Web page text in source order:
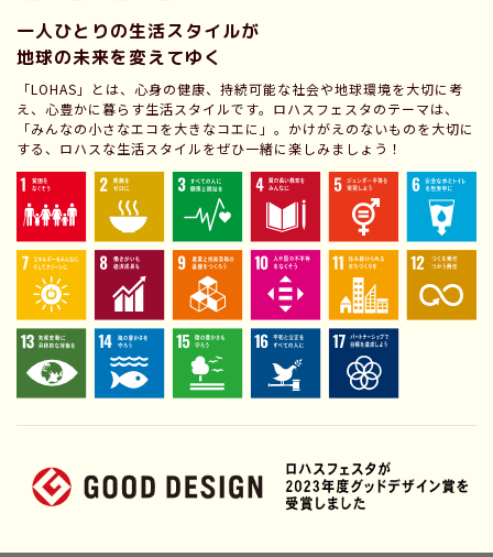
一人ひとりの生活スタイルが
地球の未来を変えてゆく
「LOHAS」とは、心身の健康、持続可能な社会や地球環境を大切に考
え、心豊かに暮らす生活スタイルです。ロハスフェスタのテーマは、
「みんなの小さなエコを大きなコエに」。かけがえのないものを大切に
する、ロハスな生活スタイルをぜひ一緒に楽しみましょう！